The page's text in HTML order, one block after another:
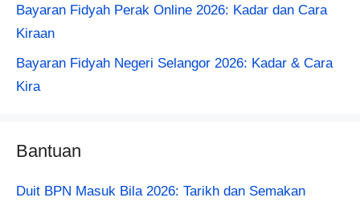
Bayaran Fidyah Perak Online 2026: Kadar dan Cara
Kiraan
Bayaran Fidyah Negeri Selangor 2026: Kadar & Cara
Kira
Bantuan
Duit BPN Masuk Bila 2026: Tarikh dan Semakan